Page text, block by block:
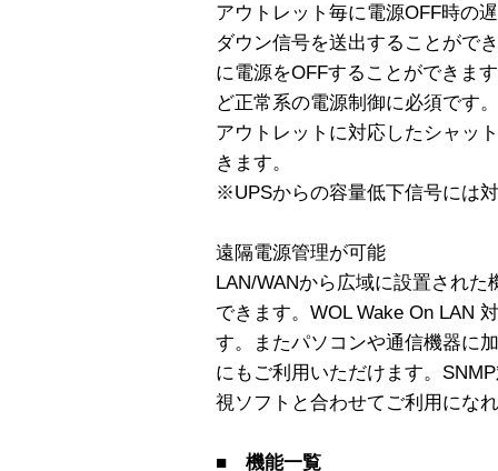
アウトレット毎に電源OFF時の
ダウン信号を送出することがで
に電源をOFFすることができま
ど正常系の電源制御に必須です
アウトレットに対応したシャッ
きます。
※UPSからの容量低下信号には
遠隔電源管理が可能
LAN/WANから広域に設置され
できます。WOL Wake On LAN
す。またパソコンや通信機器に
にもご利用いただけます。
視ソフトと合わせてご利用にな
■ 機能一覧